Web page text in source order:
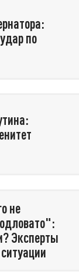
по
не
Эксперты